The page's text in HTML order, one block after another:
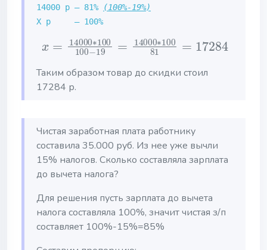
14000 р — 81%
(100%-19%)
X р — 100%
14000∗100 100−19 14000 ∗
Таким образом товар до скидки стоил
17284 р.
Чистая заработная плата работнику
составила 35.000 руб. Из нее уже вычли
15% налогов. Сколько составляла зарплата
до вычета налога?
Для решения пусть зарплата до вычета
налога составляла 100%, значит чистая з/п
составляет 100%-15%=85%